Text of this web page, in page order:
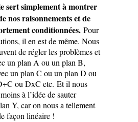
sert simplement à montrer
nos raisonnements et de
conditionnées. Pour
il en est de même. Nous
de régler les problèmes et
un plan A ou un plan B,
un plan C ou un plan D ou
ou DxC etc. Et il nous
à l’idée de sauter
Y, car on nous a tellement
façon linéaire !